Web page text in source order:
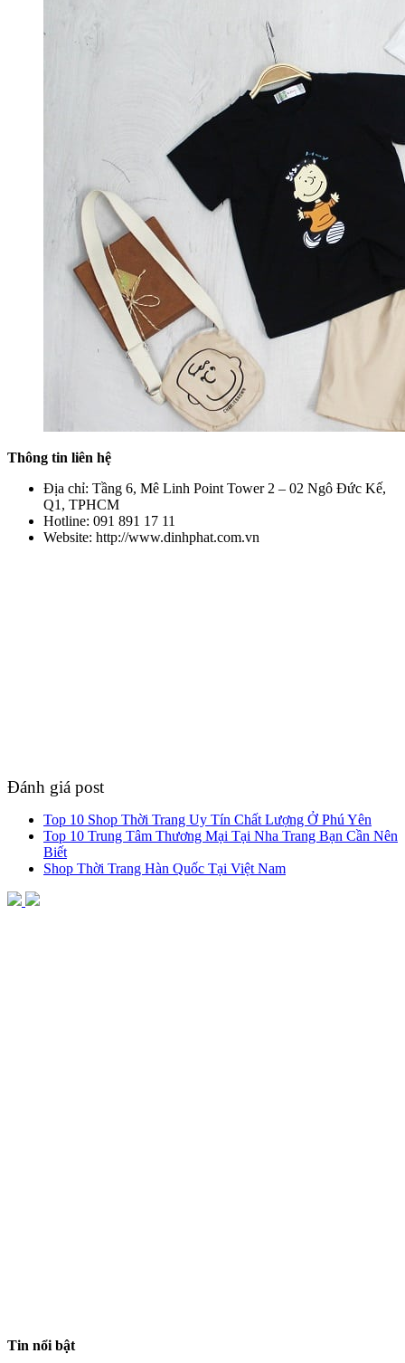
Thông tin liên hệ
Địa chỉ: Tầng 6, Mê Linh Point Tower 2 – 02 Ngô Đức Kế,
Q1, TPHCM
Hotline: 091 891 17 11
Website: http://www.dinhphat.com.vn
Đánh giá post
Top 10 Shop Thời Trang Uy Tín Chất Lượng Ở Phú Yên
Top 10 Trung Tâm Thương Mại Tại Nha Trang Bạn Cần Nên
Biết
Shop Thời Trang Hàn Quốc Tại Việt Nam
Tin nổi bật